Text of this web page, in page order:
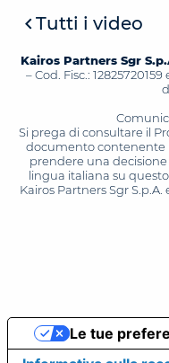
Tutti i video
Kairos Partners Sgr
– Cod. Fisc.:
Si prega di consultare il
documento contenente
prendere una
lingua italiana su
Kairos Partners Sgr
Le tue